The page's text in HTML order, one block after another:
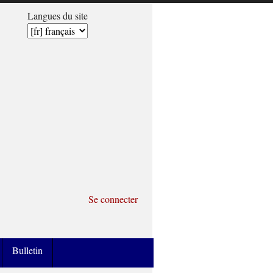
Se connecter
Langues du site
Bulletin